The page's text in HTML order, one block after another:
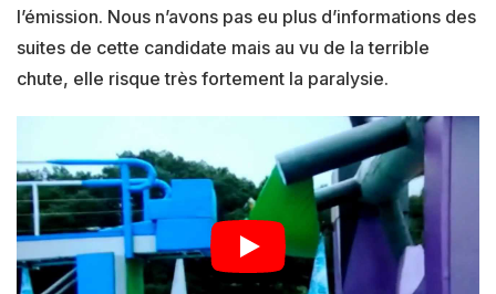
l’émission. Nous n’avons pas eu plus d’informations des
suites de cette candidate mais au vu de la terrible
chute, elle risque très fortement la paralysie.